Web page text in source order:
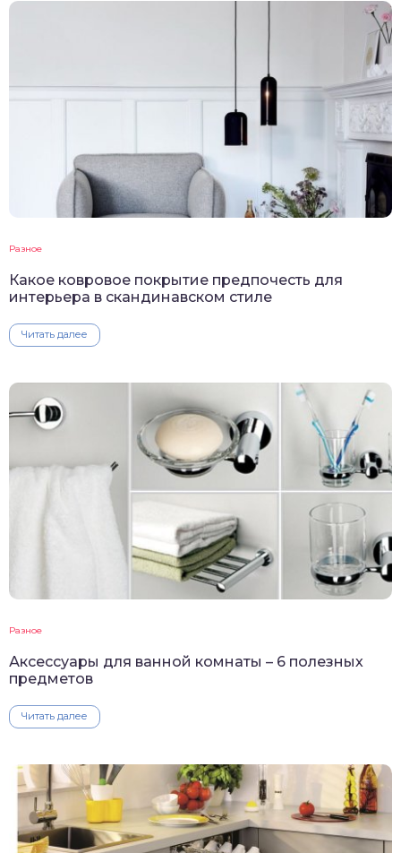
Разное
Какое ковровое покрытие предпочесть для
интерьера в скандинавском стиле
Читать далее
Разное
Аксессуары для ванной комнаты – 6 полезных
предметов
Читать далее